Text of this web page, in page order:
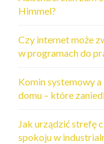
Himmel?
Czy internet może
w programach do
Komin systemowy
domu – które
Jak urządzić strefę
spokoju w